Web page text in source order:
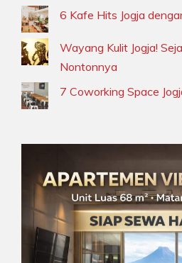
6 Kafe Hits Jogja
Wayang Kulit Jogja!
Nontonnya
7 Coworking Space